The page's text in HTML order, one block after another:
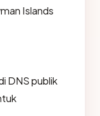
Islands
DNS publik